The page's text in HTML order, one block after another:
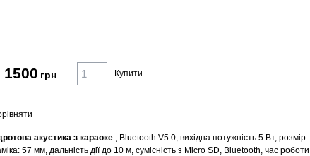
1500 грн Купити
акустика з караоке , Bluetooth V5.0, вихідна потужність 5 Вт, розмір
57 мм, дальність дії до 10 м, сумісність з Micro SD, Bluetooth, час